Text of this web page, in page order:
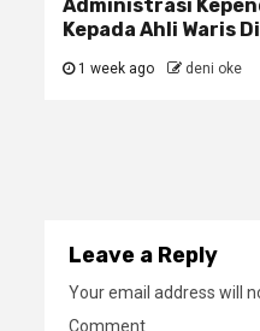
Administrasi
Kepada Ahli Waris
1 week ago deni oke
Leave a Reply
Your email address will
Comment